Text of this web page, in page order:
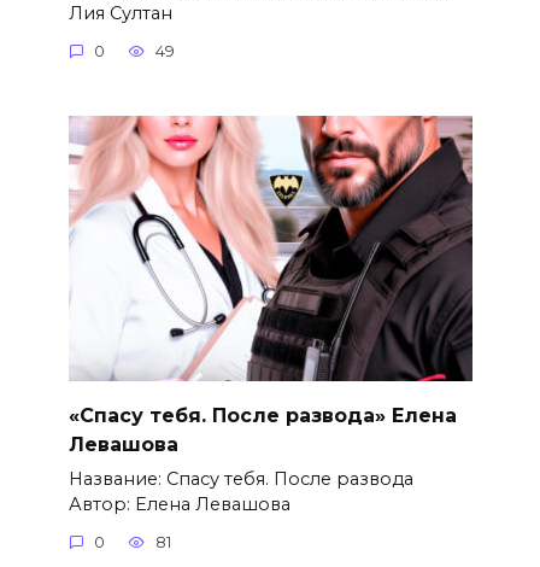
Лия Султан
0 49
«Спасу тебя. После развода» Елена
Левашова
Название: Спасу тебя. После развода
Автор: Елена Левашова
0 81